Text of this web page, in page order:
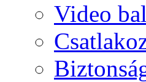
Video